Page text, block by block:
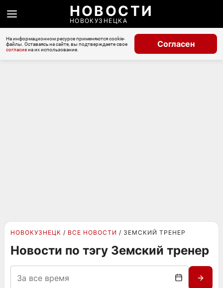
НОВОСТИ
НОВОКУЗНЕЦКА
На информационном ресурсе применяются cookie-
файлы. Оставаясь на сайте, вы подтверждаете свое
согласиена их использование.
Согласен
НОВОКУЗНЕЦК ВСЕ НОВОСТИ ЗЕМСКИЙ ТРЕНЕР
Новости по тэгу Земский тренер